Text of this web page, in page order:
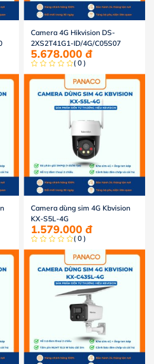
Camera 4G Hikvision DS-
2XS2T41G1-ID/4G/C05S07
5.678.000 đ
( 0 )
Camera dùng sim 4G Kbvision
KX-S5L-4G
1.579.000 đ
( 0 )